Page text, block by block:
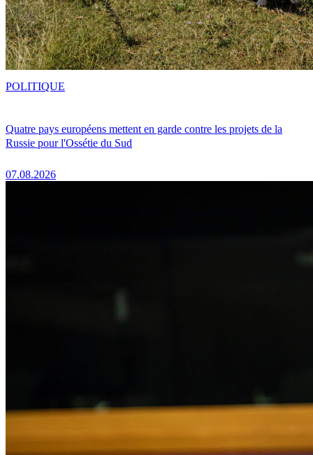
Quatre pays européens mettent en garde contre les projets de la
Russie pour l'Ossétie du Sud
07.08.2026
POLITIQUE